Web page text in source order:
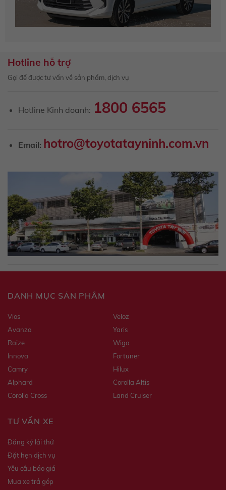
Hotline hỗ trợ
Gọi để được tư vấn về sản phẩm, dịch vụ
Hotline Kinh doanh: 1800 6565
Email: hotro@toyotatayninh.com.vn
DANH MỤC SẢN PHẨM
Vios
Veloz
Avanza
Yaris
Raize
Wigo
Innova
Fortuner
Camry
Hilux
Alphard
Corolla Altis
Corolla Cross
Land Cruiser
TƯ VẤN XE
Đăng ký lái thử
Đặt hẹn dịch vụ
Yêu cầu báo giá
Mua xe trả góp